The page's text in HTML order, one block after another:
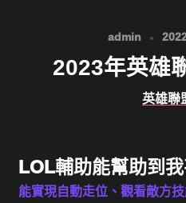
admin
2023年英雄
英雄聯
LOL輔助能幫助到
能實現自動走位、觀看敵方